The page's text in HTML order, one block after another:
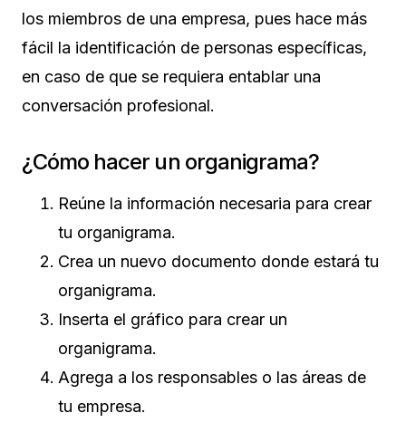
los miembros de una empresa, pues hace más
fácil la identificación de personas específicas,
en caso de que se requiera entablar una
conversación profesional.
¿Cómo hacer un organigrama?
Reúne la información necesaria para crear
tu organigrama.
Crea un nuevo documento donde estará tu
organigrama.
Inserta el gráfico para crear un
organigrama.
Agrega a los responsables o las áreas de
tu empresa.